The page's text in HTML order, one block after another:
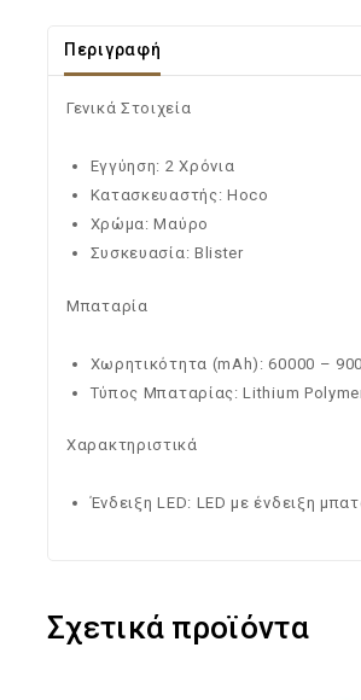
Περιγραφή
Γενικά Στοιχεία
Εγγύηση: 2 Χρόνια
Κατασκευαστής: Hoco
Χρώμα: Μαύρο
Συσκευασία: Blister
Μπαταρία
Χωρητικότητα (mAh): 60000 –
Τύπος Μπαταρίας: Lithium
Χαρακτηριστικά
Ένδειξη LED: LED με ένδειξη
Σχετικά προϊόντα